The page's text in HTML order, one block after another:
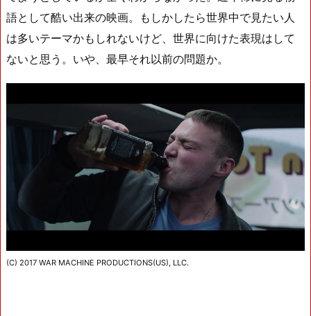
語として酷い出来の映画。もしかしたら世界中で見たい人
は多いテーマかもしれないけど、世界に向けた表現はして
ないと思う。いや、最早それ以前の問題か。
(C) 2017 WAR MACHINE PRODUCTIONS(US), LLC.